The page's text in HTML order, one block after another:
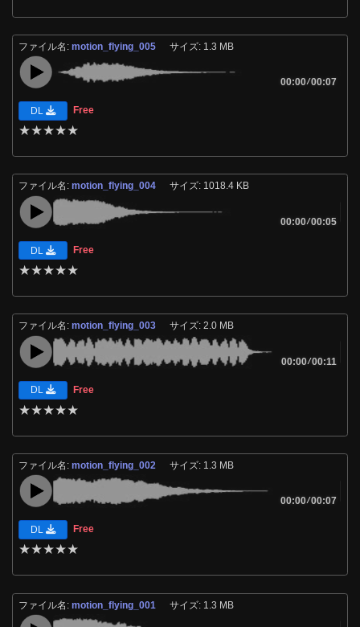
ファイル名:motion_flying_005 サイズ: 1.3 MB
00:00/00:07
DL Free
★★★★★
ファイル名:motion_flying_004 サイズ: 1018.4 KB
00:00/00:05
DL Free
★★★★★
ファイル名:motion_flying_003 サイズ: 2.0 MB
00:00/00:11
DL Free
★★★★★
ファイル名:motion_flying_002 サイズ: 1.3 MB
00:00/00:07
DL Free
★★★★★
ファイル名:motion_flying_001 サイズ: 1.3 MB